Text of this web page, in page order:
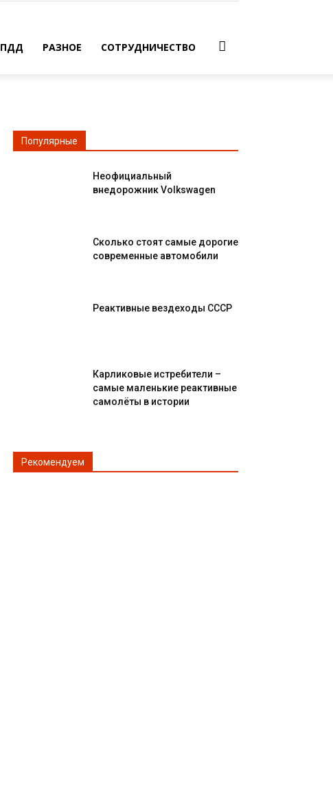
ПДД РАЗНОЕ СОТРУДНИЧЕСТВО
Популярные
Неофициальный
внедорожник Volkswagen
Сколько стоят самые дорогие
современные автомобили
Реактивные вездеходы СССР
Карликовые истребители –
самые маленькие реактивные
самолёты в истории
Рекомендуем